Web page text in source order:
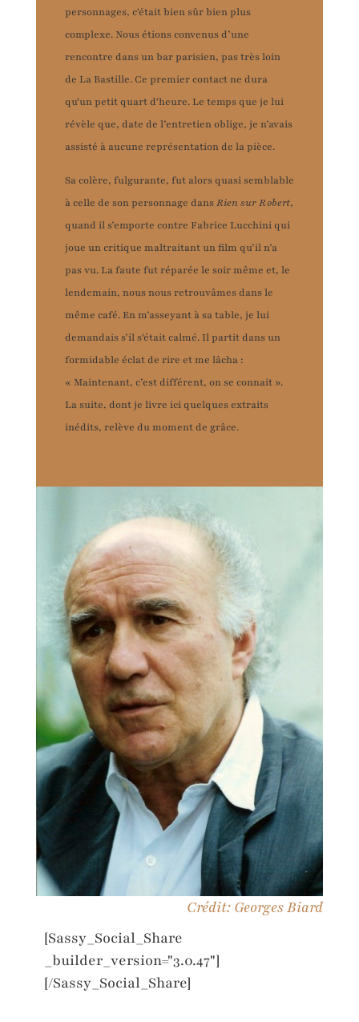
personnages, c'était bien sûr bien plus
complexe. Nous étions convenus d’une
rencontre dans un bar parisien, pas très loin
de La Bastille. Ce premier contact ne dura
qu'un petit quart d'heure. Le temps que je lui
révèle que, date de l’entretien oblige, je n’avais
assisté à aucune représentation de la pièce.
Sa colère, fulgurante, fut alors quasi semblable
à celle de son personnage dansRien sur Robert,
quand il s’emporte contre Fabrice Lucchini qui
joue un critique maltraitant un film qu’il n’a
pas vu. La faute fut réparée le soir même et, le
lendemain, nous nous retrouvâmes dans le
même café. En m’asseyant à sa table, je lui
demandais s’il s'était calmé. Il partit dans un
formidable éclat de rire et me lâcha :
« Maintenant, c’est différent, on se connait ».
La suite, dont je livre ici quelques extraits
inédits, relève du moment de grâce.
Crédit: Georges Biard
[Sassy_Social_Share
_builder_version="3.0.47"]
[/Sassy_Social_Share]